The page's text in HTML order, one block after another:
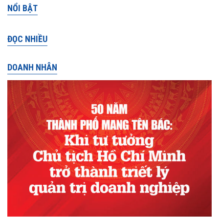
NỔI BẬT
ĐỌC NHIỀU
DOANH NHÂN